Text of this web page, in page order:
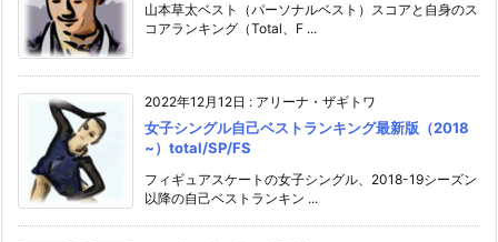
山本草太ベスト（パーソナルベスト）スコアと自身のス
コアランキング（Total、F ...
2022年12月12日 : アリーナ・ザギトワ
女子シングル自己ベストランキング最新版（2018
~）total/SP/FS
フィギュアスケートの女子シングル、2018-19シーズン
以降の自己ベストランキン ...